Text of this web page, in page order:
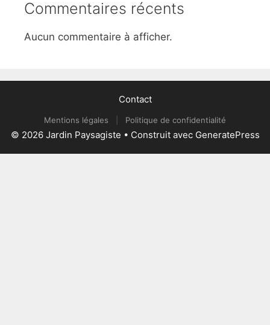
Commentaires récents
Aucun commentaire à afficher.
Contact
Mentions légales Politique de confidentialité
© 2026 Jardin Paysagiste • Construit avec GeneratePress